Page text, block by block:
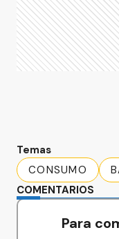
Temas
CONSUMO
COMENTARIOS
Para